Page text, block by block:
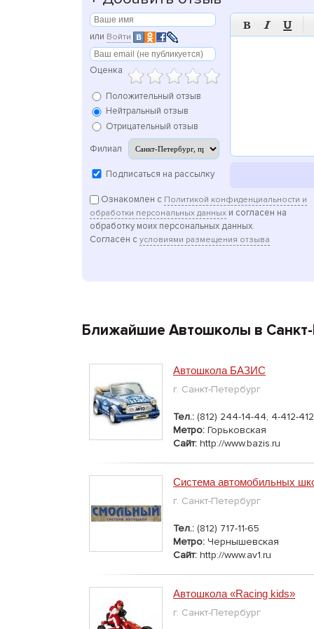
или Войти
Оценка
Положительный отзыв
Нейтральный отзыв
Отрицательный отзыв
Филиал
Подписаться на рассылку
  
Ознакомлен с Политикой конфиденциальности и
обработки персональных данных и согласен на
обработку моих персональных данных.
Согласен с условиями размещения отзыва
Ближайшие Автошколы в
Автошкола БАЗИС
г. Санкт-Петербург
Тел.: (812) 244-14-44, 4-412-412
Метро: Горьковская
Сайт: http://www.bazis.ru
Система автомобильных
г. Санкт-Петербург
Тел.: (812) 717-11-65
Метро: Чернышевская
Сайт: http://www.av1.ru
Автошкола «Racing kids»
г. Санкт-Петербург